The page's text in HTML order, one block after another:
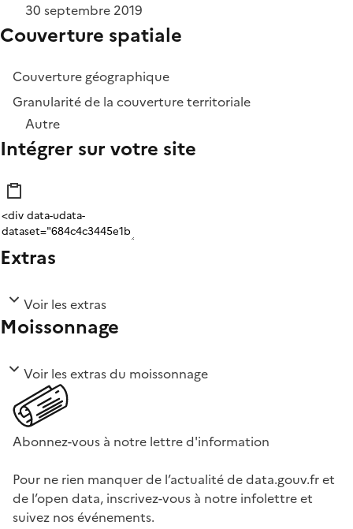
30 septembre 2019
Couverture spatiale
Couverture géographique
Granularité de la couverture territoriale
Autre
Intégrer sur votre site
Extras
Voir les extras
Moissonnage
Voir les extras du moissonnage
Abonnez-vous à notre lettre d'information
Pour ne rien manquer de l’actualité de data.gouv.fr et
de l’open data, inscrivez-vous à notre infolettre et
suivez nos événements.